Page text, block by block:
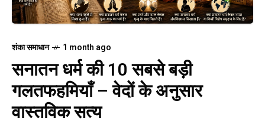
शंका समाधान 1 month ago
सनातन धर्म की 10 सबसे बड़ी
गलतफहमियाँ – वेदों के अनुसार
वास्तविक सत्य